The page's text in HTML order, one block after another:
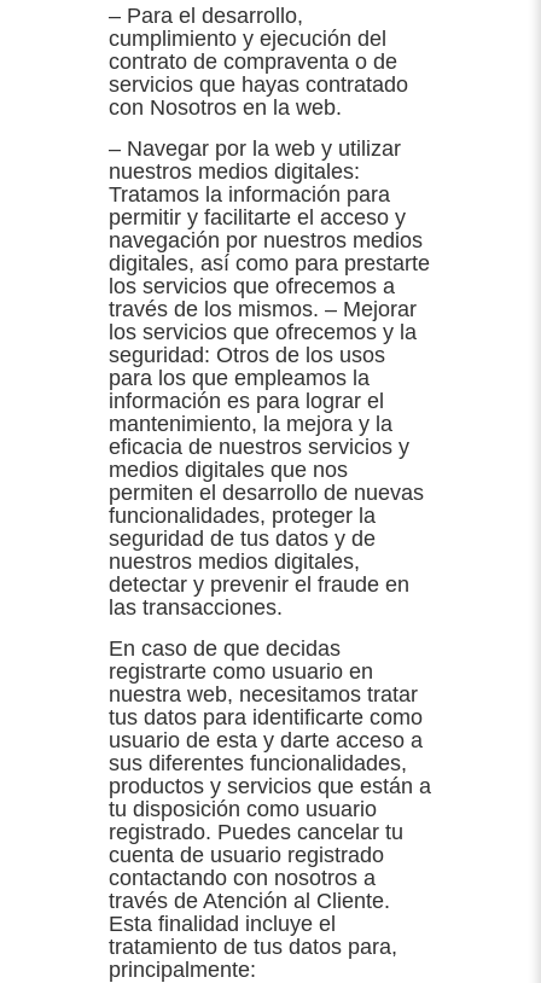
– Para el desarrollo,
cumplimiento y ejecución del
contrato de compraventa o de
servicios que hayas contratado
con Nosotros en la web.
– Navegar por la web y utilizar
nuestros medios digitales:
Tratamos la información para
permitir y facilitarte el acceso y
navegación por nuestros medios
digitales, así como para prestarte
los servicios que ofrecemos a
través de los mismos. – Mejorar
los servicios que ofrecemos y la
seguridad: Otros de los usos
para los que empleamos la
información es para lograr el
mantenimiento, la mejora y la
eficacia de nuestros servicios y
medios digitales que nos
permiten el desarrollo de nuevas
funcionalidades, proteger la
seguridad de tus datos y de
nuestros medios digitales,
detectar y prevenir el fraude en
las transacciones.
En caso de que decidas
registrarte como usuario en
nuestra web, necesitamos tratar
tus datos para identificarte como
usuario de esta y darte acceso a
sus diferentes funcionalidades,
productos y servicios que están a
tu disposición como usuario
registrado. Puedes cancelar tu
cuenta de usuario registrado
contactando con nosotros a
través de Atención al Cliente.
Esta finalidad incluye el
tratamiento de tus datos para,
principalmente: